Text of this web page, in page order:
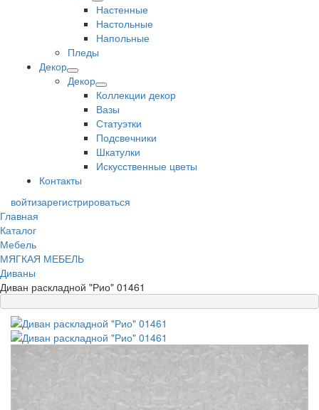
Настенные
Настольные
Напольные
Пледы
Декор
Декор
Коллекции декор
Вазы
Статуэтки
Подсвечники
Шкатулки
Искусственные цветы
Контакты
войтизарегистрироваться
Главная
Каталог
Мебель
МЯГКАЯ МЕБЕЛЬ
Диваны
Диван раскладной "Рио" 01461